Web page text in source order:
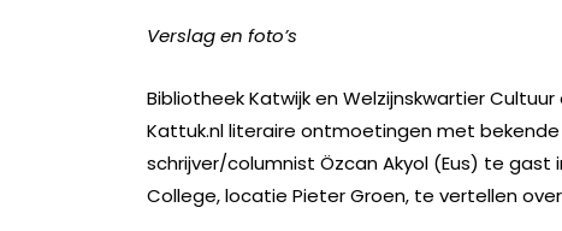
Verslag en foto’s
Bibliotheek Katwijk en Welzijnskwartier
Kattuk.nl literaire ontmoetingen met
schrijver/columnist Özcan Akyol (Eus) te
College, locatie Pieter Groen, te vertellen